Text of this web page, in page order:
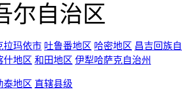
尔自治区
拉玛依市 吐鲁番地区 哈密地区 昌吉回族
什地区 和田地区 伊犁哈萨克自治州
泰地区 直辖县级